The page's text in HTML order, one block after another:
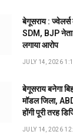
बेगूसराय : ज्वेलर्स
SDM, BJP नेता
लगाया आरोप
JULY 14, 2026
बेगूसराय बनेगा
मॉडल जिला,
होंगी पूरी तरह
JULY 14, 2026